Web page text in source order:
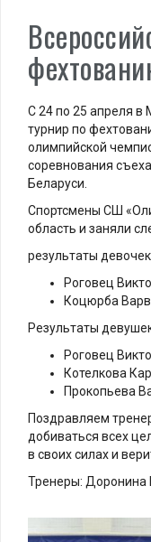
С 24 по 25 апреля в
турнир по
олимпийской
соревнования
Беларуси.
Спортсмены СШ
область и заняли
результаты
Роговец
Коцюрба
Результаты
Роговец
Котелкова
Прокопьева
Поздравляем
добиваться всех
в своих силах и
Тренеры: Доронина